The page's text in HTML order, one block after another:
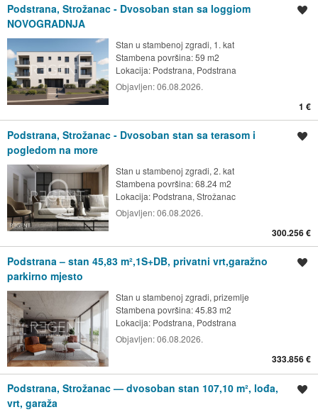
Podstrana, Strožanac - Dvosoban stan sa loggiom
NOVOGRADNJA
Stan u stambenoj zgradi, 1. kat
Stambena površina: 59 m2
Lokacija: Podstrana, Podstrana
Objavljen:06.08.2026.
1 €
Podstrana, Strožanac - Dvosoban stan sa terasom i
pogledom na more
Stan u stambenoj zgradi, 2. kat
Stambena površina: 68.24 m2
Lokacija: Podstrana, Strožanac
Objavljen:06.08.2026.
300.256 €
Podstrana – stan 45,83 m²,1S+DB, privatni vrt,garažno
parkirno mjesto
Stan u stambenoj zgradi, prizemlje
Stambena površina: 45.83 m2
Lokacija: Podstrana, Podstrana
Objavljen:06.08.2026.
333.856 €
Podstrana, Strožanac — dvosoban stan 107,10 m², lođa,
vrt, garaža